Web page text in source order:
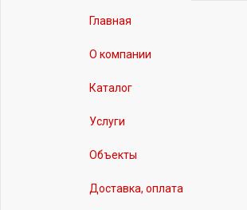
Главная
О компании
Каталог
Услуги
Объекты
Доставка, оплата